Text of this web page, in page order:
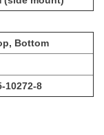
Bottom
10272-8